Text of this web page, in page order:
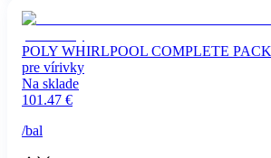
POLY WHIRLPOOL COMPLETE PACK
pre vírivky
Na sklade
101.47 €
/bal